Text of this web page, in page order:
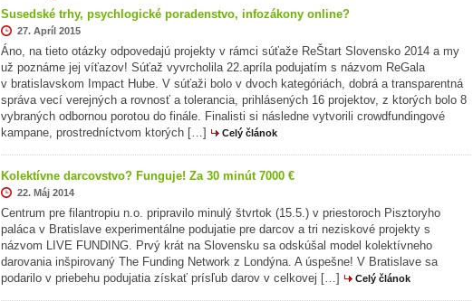
Susedské trhy, psychlogické poradenstvo, infozákony online?
27. Apríl 2015
Áno, na tieto otázky odpovedajú projekty v rámci súťaže ReŠtart Slovensko 2014 a my
už poznáme jej víťazov! Súťaž vyvrcholila 22.apríla podujatím s názvom ReGala
v bratislavskom Impact Hube. V súťaži bolo v dvoch kategóriách, dobrá a transparentná
správa vecí verejných a rovnosť a tolerancia, prihlásených 16 projektov, z ktorých bolo 8
vybraných odbornou porotou do finále. Finalisti si následne vytvorili crowdfundingové
kampane, prostredníctvom ktorých […]
Celý článok
Kolektívne darcovstvo? Funguje! Za 30 minút 7000 €
22. Máj 2014
Centrum pre filantropiu n.o. pripravilo minulý štvrtok (15.5.) v priestoroch Pisztoryho
paláca v Bratislave experimentálne podujatie pre darcov a tri neziskové projekty s
názvom LIVE FUNDING. Prvý krát na Slovensku sa odskúšal model kolektívneho
darovania inšpirovaný The Funding Network z Londýna. A úspešne! V Bratislave sa
podarilo v priebehu podujatia získať prísľub darov v celkovej […]
Celý článok